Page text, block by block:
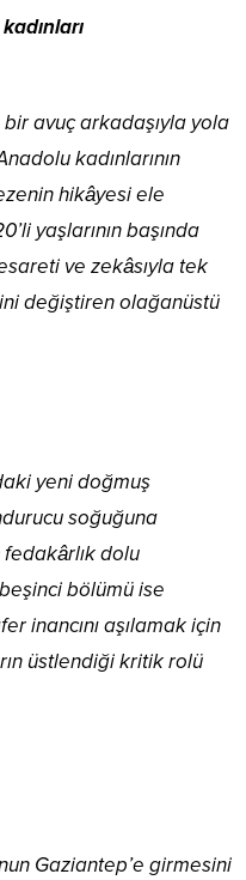
avuç arkadaşıyla yola
kadınlarının
hikâyesi ele
yaşlarının başında
ve zekâsıyla tek
değiştiren olağanüstü
yeni doğmuş
soğuğuna
fedakârlık dolu
bölümü ise
inancını aşılamak için
üstlendiği kritik rolü
Gaziantep’e girmesini